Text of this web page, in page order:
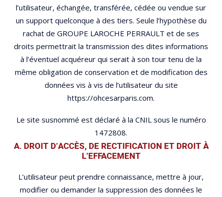
l’utilisateur, échangée, transférée, cédée ou vendue sur
un support quelconque à des tiers. Seule l’hypothèse du
rachat de GROUPE LAROCHE PERRAULT et de ses
droits permettrait la transmission des dites informations
à l’éventuel acquéreur qui serait à son tour tenu de la
même obligation de conservation et de modification des
données vis à vis de l’utilisateur du site
https://ohcesarparis.com.
Le site susnommé est déclaré à la CNIL sous le numéro
1472808.
A. DROIT D’ACCÈS, DE RECTIFICATION ET DROIT À
L’EFFACEMENT
L’utilisateur peut prendre connaissance, mettre à jour,
modifier ou demander la suppression des données le